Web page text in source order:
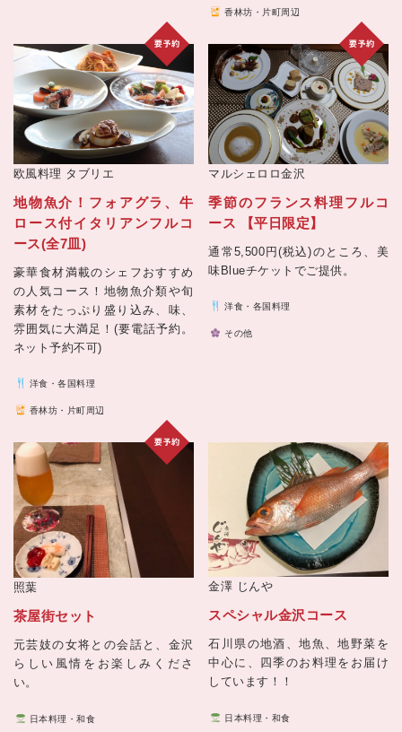
香林坊・片町周辺
欧風料理 タブリエ
地物魚介！フォアグラ、牛
ロース付イタリアンフルコ
ース(全7皿)
豪華食材満載のシェフおすすめ
の人気コース！地物魚介類や旬
素材をたっぷり盛り込み、味、
雰囲気に大満足！(要電話予約。
ネット予約不可)
洋食・各国料理
香林坊・片町周辺
マルシェロロ金沢
季節のフランス料理フルコ
ース 【平日限定】
通常5,500円(税込)のところ、美
味Blueチケットでご提供。
洋食・各国料理
その他
照葉
茶屋街セット
元芸妓の女将との会話と、金沢
らしい風情をお楽しみくださ
い。
日本料理・和食
金澤 じんや
スペシャル金沢コース
石川県の地酒、地魚、地野菜を
中心に、四季のお料理をお届け
しています！！
日本料理・和食